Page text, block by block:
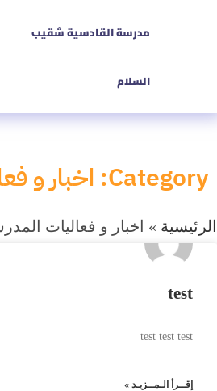
مدرسة القادسية شقيب
السلام
Category: اخبار و فعاليات المدرسة
الرئيسية » اخبار و فعاليات
test
test test test
إقــرأ الـمــزيـد »